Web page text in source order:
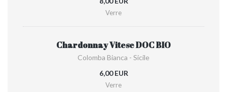
Verre
Chardonnay Vitese DOC BIO
Colomba Bianca - Sicile
6,00 EUR
Verre